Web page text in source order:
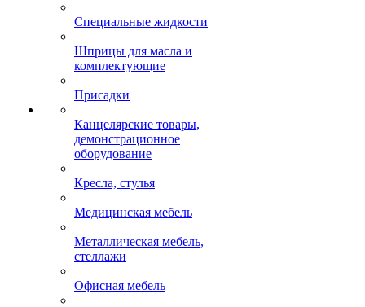
Специальные жидкости
Шприцы для масла и
комплектующие
Присадки
Канцелярские товары,
демонстрационное
оборудование
Кресла, стулья
Медицинская мебель
Металлическая мебель,
стеллажи
Офисная мебель